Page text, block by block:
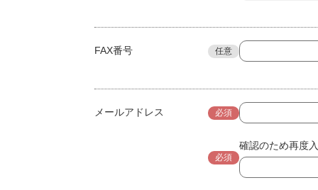
FAX番号 任意
メールアドレス 必須
必須
確認のため再度